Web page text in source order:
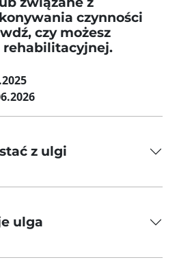
czynności
czy możesz
rehabilitacyjnej.
z ulgi
ulga